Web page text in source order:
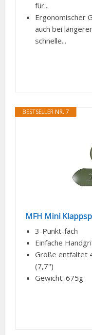
für...
Ergonomischer
auch bei
schnelle...
BESTSELLER NR. 7
MFH Mini
3-Punkt-fach
Einfache
Größe entfaltet
(7,7")
Gewicht: 675g